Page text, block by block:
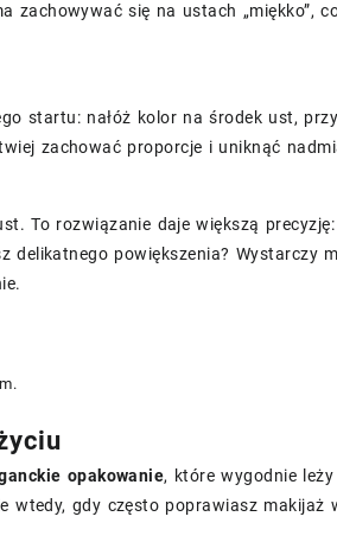
się na ustach „miękko”,
startu: nałóż kolor na środek ust,
zachować proporcje i uniknąć
To rozwiązanie daje większą
delikatnego powiększenia? Wystarczy
opakowanie, które wygodnie leży
wtedy, gdy często poprawiasz makijaż